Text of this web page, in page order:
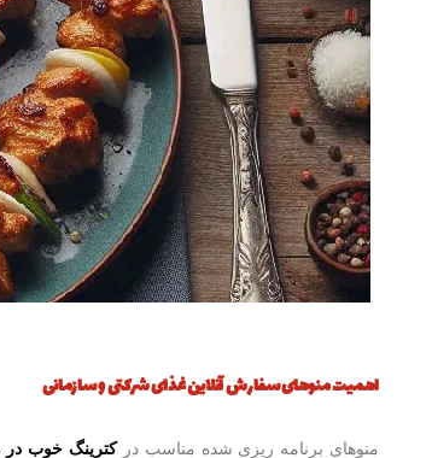
اهمیت منوهایسفارش آنلاین غذای شرکتی و سازمانی
منوهای برنامه ریزی شده مناسب درکترینگ خوب در